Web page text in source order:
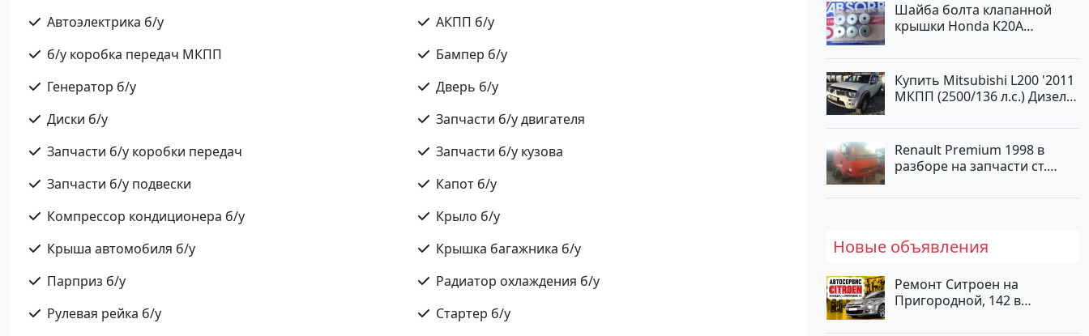
Автоэлектрика б/у
АКПП б/у
б/у коробка передач МКПП
Бампер б/у
Генератор б/у
Дверь б/у
Диски б/у
Запчасти б/у двигателя
Запчасти б/у коробки передач
Запчасти б/у кузова
Запчасти б/у подвески
Капот б/у
Компрессор кондиционера б/у
Крыло б/у
Крыша автомобиля б/у
Крышка багажника б/у
Парприз б/у
Радиатор охлаждения б/у
Рулевая рейка б/у
Стартер б/у
Шайба болта клапанной
крышки Honda K20A
Купить Mitsubishi L200 '2011
МКПП (2500/136 л.с.) Дизель
цвет белый Пикап по цене
1000000 рублей, объявление
№562 на сайте Авторынок23
Renault Premium 1998 в
разборе на запчасти ст.
Новые объявления
Ремонт Ситроен на
Пригородной, 142 в